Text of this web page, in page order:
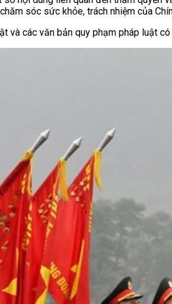
sóc sức khỏe, trách nhiệm của
các văn bản quy phạm pháp luật